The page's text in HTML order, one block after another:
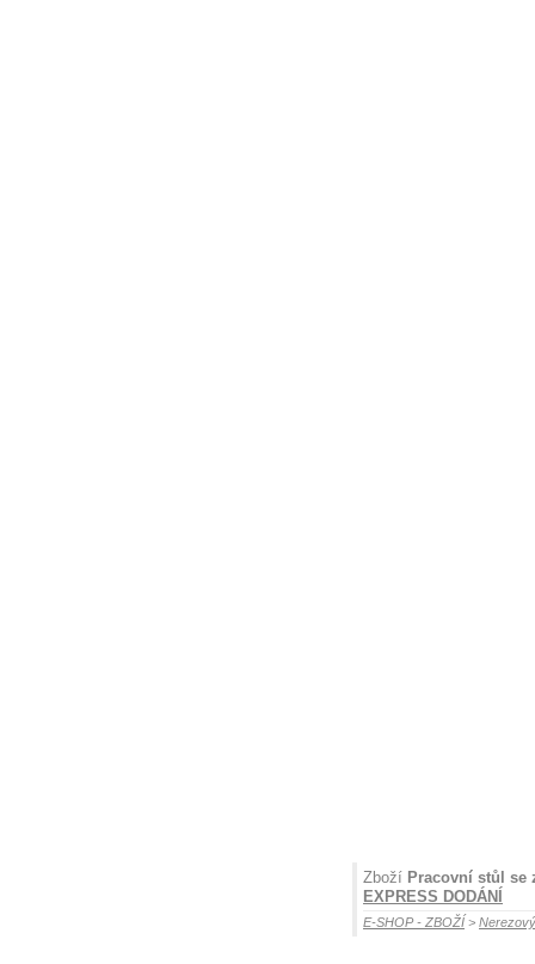
Zboží Pracovní stůl se
EXPRESS DODÁNÍ
E-SHOP - ZBOŽÍ >